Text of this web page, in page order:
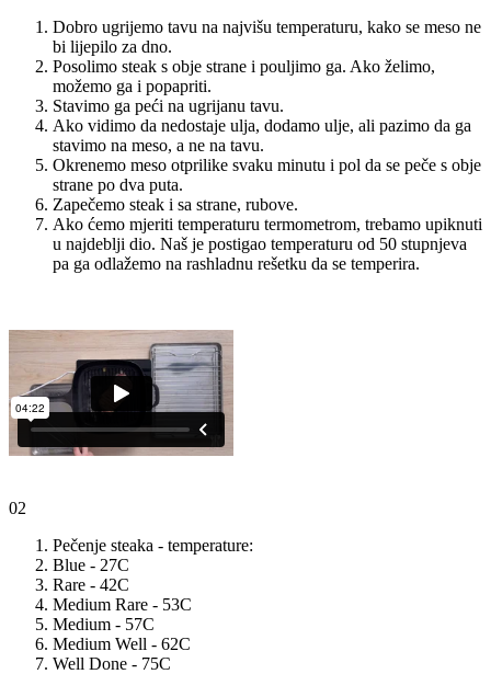
Dobro ugrijemo tavu na najvišu temperaturu, kako se meso ne
bi lijepilo za dno.
Posolimo steak s obje strane i pouljimo ga. Ako želimo,
možemo ga i popapriti.
Stavimo ga peći na ugrijanu tavu.
Ako vidimo da nedostaje ulja, dodamo ulje, ali pazimo da ga
stavimo na meso, a ne na tavu.
Okrenemo meso otprilike svaku minutu i pol da se peče s obje
strane po dva puta.
Zapečemo steak i sa strane, rubove.
Ako ćemo mjeriti temperaturu termometrom, trebamo upiknuti
u najdeblji dio. Naš je postigao temperaturu od 50 stupnjeva
pa ga odlažemo na rashladnu rešetku da se temperira.
02
Pečenje steaka - temperature:
Blue - 27C
Rare - 42C
Medium Rare - 53C
Medium - 57C
Medium Well - 62C
Well Done - 75C